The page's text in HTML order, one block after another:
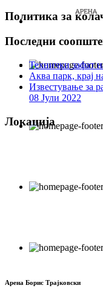
Политика за
Последни
Технички зафат
Аква парк, крај
Известување за
08 Јули 2022
Локација
Арена Борис Трајковски